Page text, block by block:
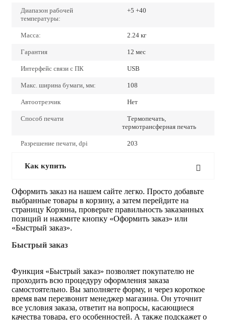
Диапазон рабочей
температуры:
+5 +40
Масса: 2.24 кг
Гарантия 12 мес
Интерфейс связи с ПК USB
Макс. ширина бумаги, мм: 108
Автоотрезчик Нет
Способ печати
Термопечать,
термотрансферная печать
Разрешение печати, dpi 203
Как купить
Оформить заказ на нашем сайте легко. Просто добавьте
выбранные товары в корзину, а затем перейдите на
страницу Корзина, проверьте правильность заказанных
позиций и нажмите кнопку «Оформить заказ» или
«Быстрый заказ».
Быстрый заказ
Функция «Быстрый заказ» позволяет покупателю не
проходить всю процедуру оформления заказа
самостоятельно. Вы заполняете форму, и через короткое
время вам перезвонит менеджер магазина. Он уточнит
все условия заказа, ответит на вопросы, касающиеся
качества товара, его особенностей. А также подскажет о